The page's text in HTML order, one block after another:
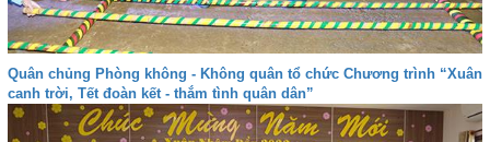
Quân chủng Phòng không - Không quân tổ chức Chương trình “Xuân
canh trời, Tết đoàn kết - thắm tình quân dân”